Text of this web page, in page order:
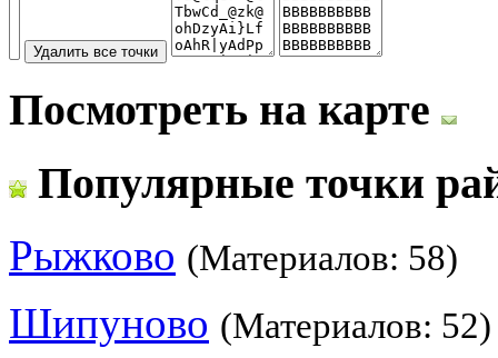
Посмотреть на карте
Популярные точки
Рыжково (Материалов: 58)
Шипуново (Материалов: 52)